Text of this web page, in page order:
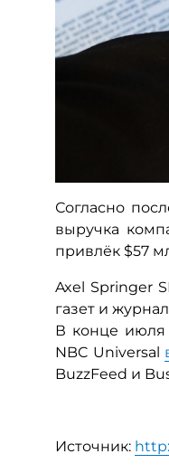
Согласно
выручка
привлёк $57
Axel Springer
газет и
В конце июля
NBC Universal
BuzzFeed и
Источник: